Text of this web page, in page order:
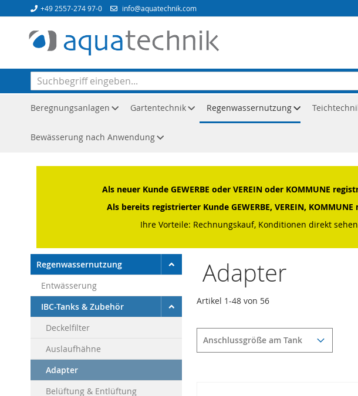
+49 2557-274 97-0 info@aquatechnik.com
Direkt
zum
Inhalt
Beregnungsanlagen Gartentechnik Regenwassernutzung
Bewässerung nach Anwendung
Startseite Regenwassernutzung
Als neuer Kunde GEWERBE oder VEREIN oder KOMMUNE
Als bereits registrierter Kunde GEWERBE, VEREIN,
Ihre Vorteile: Rechnungskauf, Konditionen direkt
Adapter
Artikel 1-48 von 56
Anschlussgröße am Tank
Regenwassernutzung
Entwässerung
IBC-Tanks & Zubehör
Deckelfilter
Auslaufhähne
Adapter
Belüftung & Entlüftung